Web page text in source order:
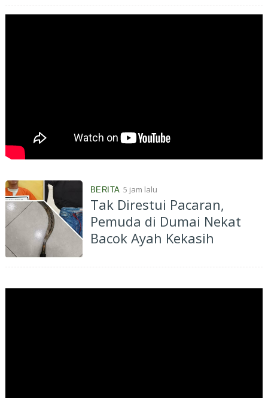
Dorong Pemanfaatan
BERITA 5 jam lalu
Tak Direstui Pacaran,
Pemuda di Dumai Nekat
Bacok Ayah Kekasih